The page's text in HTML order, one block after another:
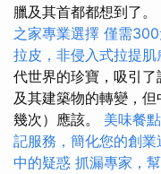
臘及其首都都想到了。
之家專業選擇 僅需300
拉皮，非侵入式拉提肌
代世界的珍寶，吸引
及其建築物的轉變，
幾次）應該。 美味餐
記服務，簡化您的創業
中的疑惑 抓漏專家，